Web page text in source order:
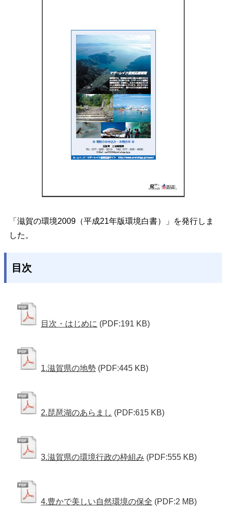
「滋賀の環境2009（平成21年版環境白書）」を発行しま
した。
目次
目次・はじめに (PDF:191 KB)
1.滋賀県の地勢 (PDF:445 KB)
2.琵琶湖のあらまし (PDF:615 KB)
3.滋賀県の環境行政の枠組み (PDF:555 KB)
4.豊かで美しい自然環境の保全 (PDF:2 MB)